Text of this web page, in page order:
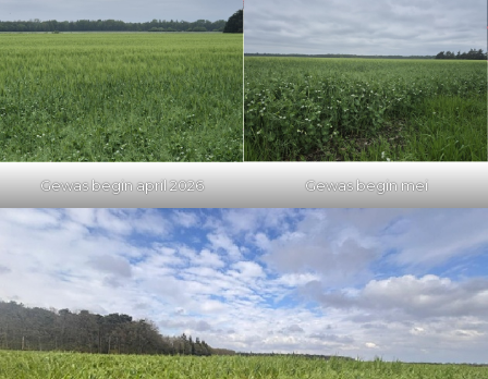
Gewas begin april 2026 Gewas begin mei